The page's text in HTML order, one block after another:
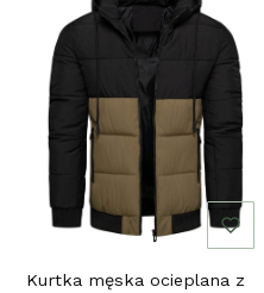
Kurtka męska ocieplana z